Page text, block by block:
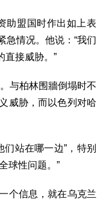
助盟国时作出如上表
急情况。他说：“我们
直接威胁。”
与柏林围牆倒塌时不
威胁，而以色列对哈
站在哪一边”，特别
球性问题。”
个信息，就在乌克兰